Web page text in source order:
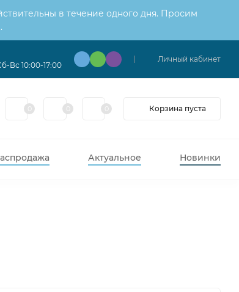
в течение одного дня. Просим
Вс 10:00-17:00
Личный кабинет
Корзина пуста
Актуальное Новинки